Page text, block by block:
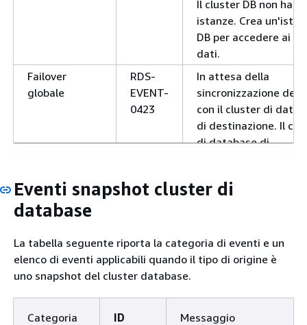
Il cluster DB non ha
istanze. Crea
DB per accedere ai
dati.
Failover
globale
RDS-
EVENT-
0423
In attesa della
sincronizzazione dei
con il cluster di
di destinazione. Il
di database di
di database primario:
Eventi snapshot cluster di
database
La tabella seguente riporta la categoria di eventi e un
elenco di eventi applicabili quando il tipo di origine è
uno snapshot del cluster database.
Categoria
ID
Messaggio